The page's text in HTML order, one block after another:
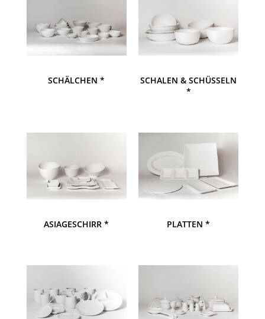
SCHÄLCHEN *
SCHALEN & SCHÜSSELN
*
ASIAGESCHIRR * PLATTEN *